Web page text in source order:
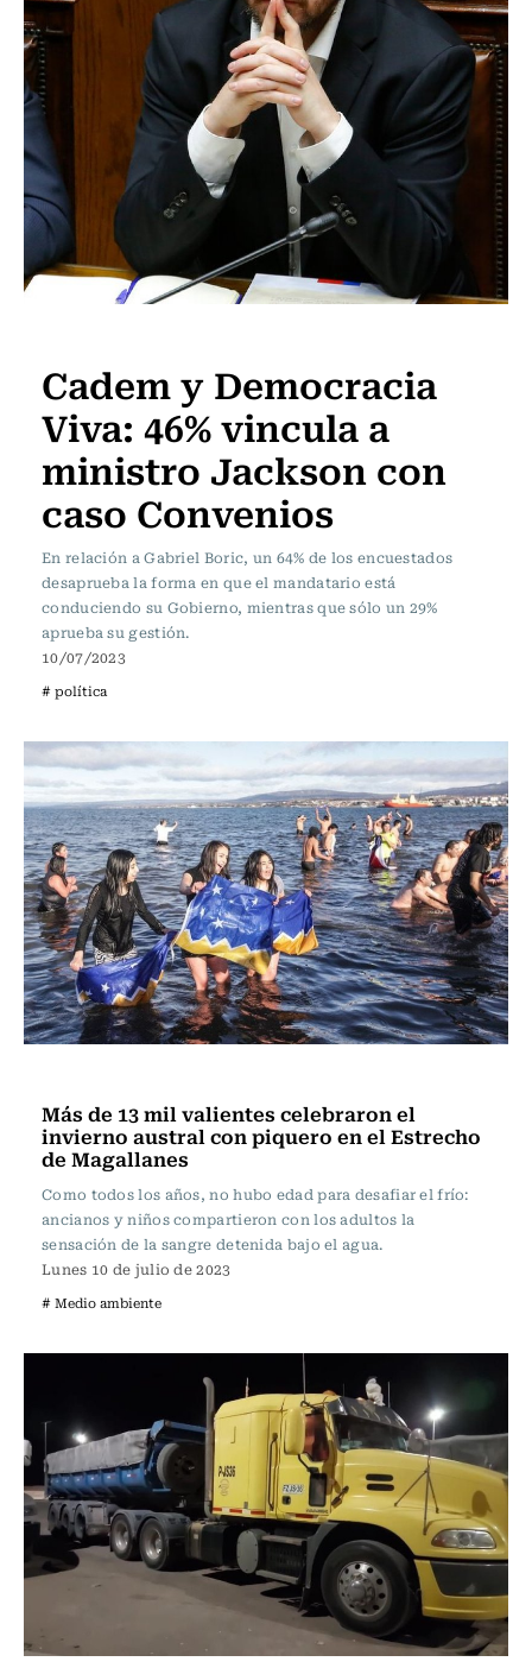
Cadem y Democracia
Viva: 46% vincula a
ministro Jackson con
caso Convenios
En relación a Gabriel Boric, un 64% de los encuestados
desaprueba la forma en que el mandatario está
conduciendo su Gobierno, mientras que sólo un 29%
aprueba su gestión.
10/07/2023
# política
Más de 13 mil valientes celebraron el
invierno austral con piquero en el Estrecho
de Magallanes
Como todos los años, no hubo edad para desafiar el frío:
ancianos y niños compartieron con los adultos la
sensación de la sangre detenida bajo el agua.
Lunes 10 de julio de 2023
# Medio ambiente